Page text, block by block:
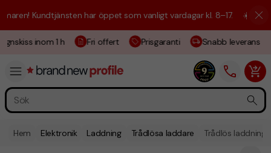
Kundtjänsten har öppet som vanligt vardagar kl. 8–17. ☀️ Vi är här
inom 1 h Fri offert Prisgaranti Snabb leverans
Hem Elektronik Laddning Trådlösa laddare Trådlös